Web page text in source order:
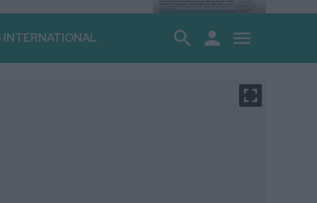
INTERNATIONAL search person menu